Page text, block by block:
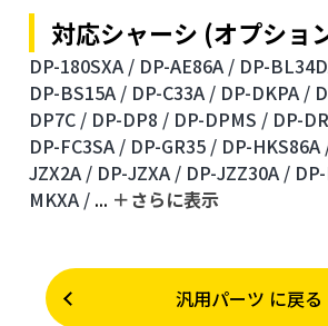
対応シャーシ (オプショ
DP-180SXA / DP-AE86A / DP-
DP-BS15A / DP-C33A / DP-DKPA /
DP7C / DP-DP8 / DP-DPMS / DP-
DP-FC3SA / DP-GR35 / DP-HKS86A
JZX2A / DP-JZXA / DP-JZZ30A /
MKXA / ... ＋さらに表⽰
汎用パーツ に戻る